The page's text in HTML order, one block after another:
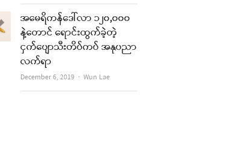
အမေရိကန်ဒေါ်လာ ၁၂၀,၀၀၀
နဲ့တောင် ရောင်းထွက်ခဲ့တဲ့
ငှက်ပျောသီးတိပ်ကပ် အနုပညာ
လက်ရာ
December 6, 2019 Author
Wun Lae